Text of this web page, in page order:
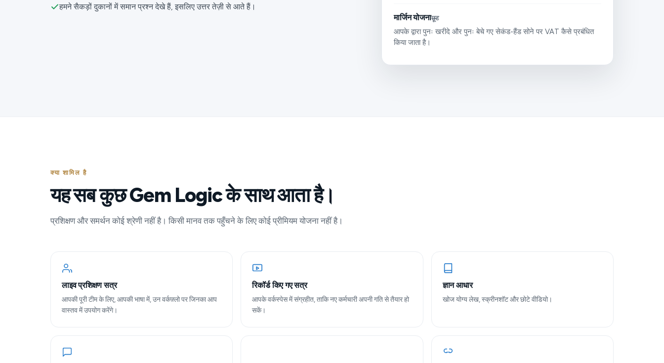
हमने सैकड़ों दुकानों में समान प्रश्न देखे हैं, इसलिए उत्तर तेज़ी से आते हैं।
मार्जिन योजनाछूट
आपके द्वारा पुनः खरीदे और पुनः बेचे गए सेकंड-हैंड सोने पर VAT कैसे प्रबंधित
किया जाता है।
क्या शामिल है
यह सब कुछ Gem Logic के साथ आता है।
प्रशिक्षण और समर्थन कोई श्रेणी नहीं है। किसी मानव तक पहुँचने के लिए कोई प्रीमियम योजना नहीं है।
लाइव प्रशिक्षण सत्र
आपकी पूरी टीम के लिए, आपकी भाषा में, उन वर्कफ़्लो पर जिनका आप
वास्तव में उपयोग करेंगे।
रिकॉर्ड किए गए सत्र
आपके वर्कस्पेस में संग्रहीत, ताकि नए कर्मचारी अपनी गति से तैयार हो
सकें।
ज्ञान आधार
खोज योग्य लेख, स्क्रीनशॉट और छोटे वीडियो।